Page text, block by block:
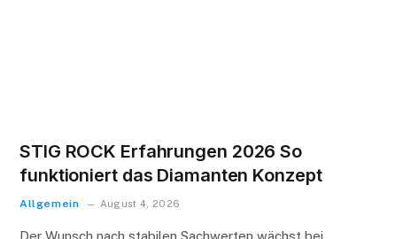
STIG ROCK Erfahrungen 2026 So
funktioniert das Diamanten Konzept
Allgemein August 4, 2026